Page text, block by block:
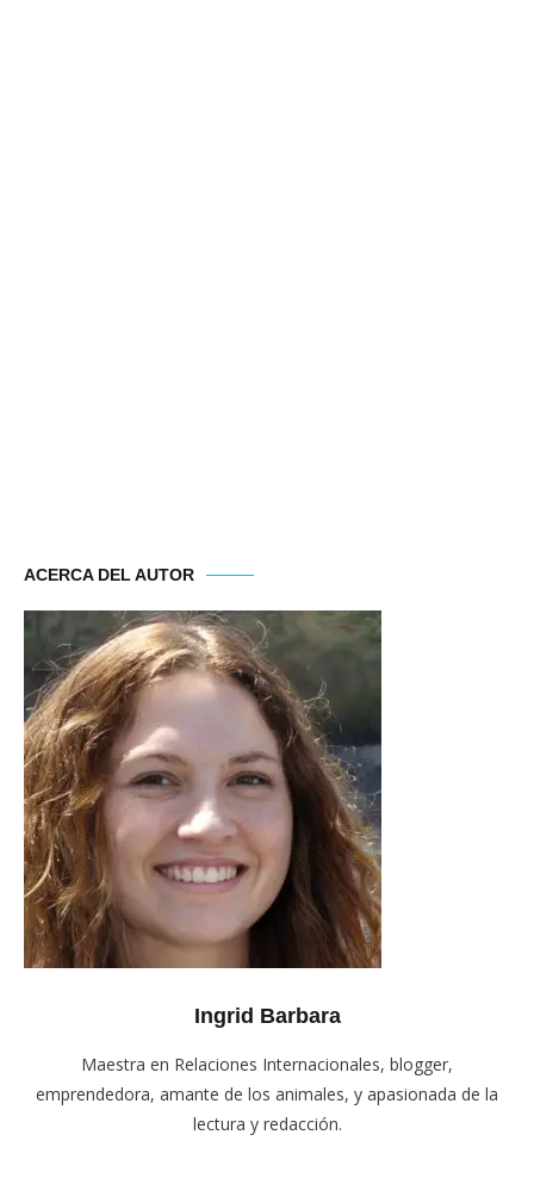
ACERCA DEL AUTOR
Ingrid Barbara
Maestra en Relaciones Internacionales, blogger,
emprendedora, amante de los animales, y apasionada de la
lectura y redacción.